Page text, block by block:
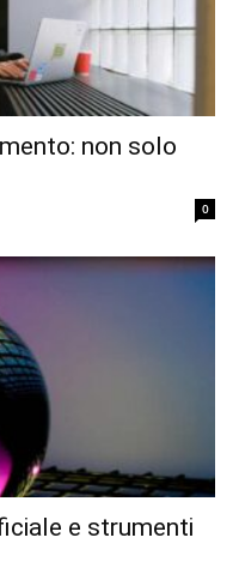
non solo
0
e strumenti